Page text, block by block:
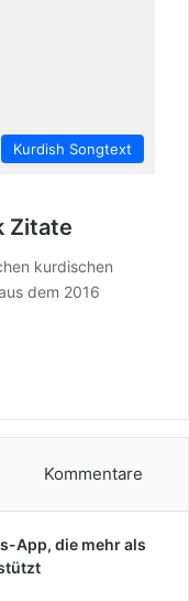
Kurdish Songtext
Zitate
kurdischen
dem 2016
Kommentare
App, die mehr als